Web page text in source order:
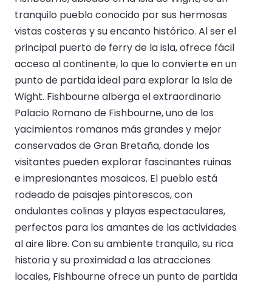
tranquilo pueblo conocido por sus hermosas
vistas costeras y su encanto histórico. Al ser el
principal puerto de ferry de la isla, ofrece fácil
acceso al continente, lo que lo convierte en un
punto de partida ideal para explorar la Isla de
Wight. Fishbourne alberga el extraordinario
Palacio Romano de Fishbourne, uno de los
yacimientos romanos más grandes y mejor
conservados de Gran Bretaña, donde los
visitantes pueden explorar fascinantes ruinas
e impresionantes mosaicos. El pueblo está
rodeado de paisajes pintorescos, con
ondulantes colinas y playas espectaculares,
perfectos para los amantes de las actividades
al aire libre. Con su ambiente tranquilo, su rica
historia y su proximidad a las atracciones
locales, Fishbourne ofrece un punto de partida